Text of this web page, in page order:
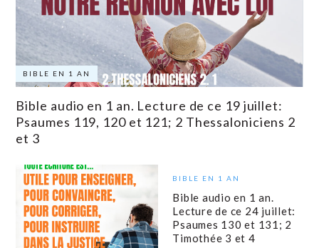
BIBLE EN 1 AN
Bible audio en 1 an. Lecture de ce 19 juillet:
Psaumes 119, 120 et 121; 2 Thessaloniciens 2
et 3
BIBLE EN 1 AN
Bible audio en 1 an.
Lecture de ce 24 juillet:
Psaumes 130 et 131; 2
Timothée 3 et 4